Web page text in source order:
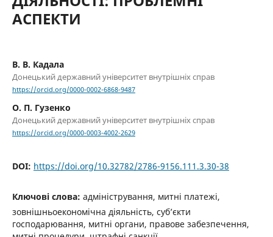
АСПЕКТИ
В. В. Кадала
Донецький державний університет внутрішніх справ
https://orcid.org/0000-0002-6868-9487
О. П. Гузенко
Донецький державний університет внутрішніх справ
https://orcid.org/0000-0003-4002-2629
DOI: https://doi.org/10.32782/2786-9156.111.3.30-38
Ключові слова: адміністрування, митні платежі,
зовнішньоекономічна діяльність, суб’єкти
господарювання, митні органи, правове забезпечення,